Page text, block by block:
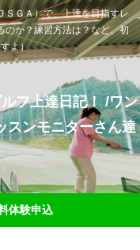
ＳＧＡ）で、上達を目指すレ
のか？練習方法は？など、初
よ）
フ上達日記！ /ワン
スンモニターさん達
体験申込